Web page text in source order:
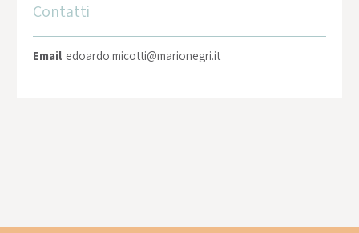
Contatti
Email edoardo.micotti@marionegri.it